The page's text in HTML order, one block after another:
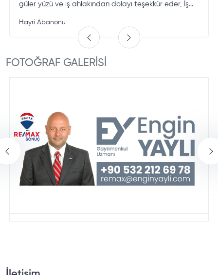
güler yüzü ve iş ahlakından dolayı teşekkür eder, İş
Hayri Abanonu
FOTOĞRAF GALERİSİ